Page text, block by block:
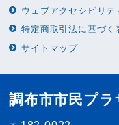
ウェブアクセシビリテ
特定商取引法に基づく
サイトマップ
調布市市民プ